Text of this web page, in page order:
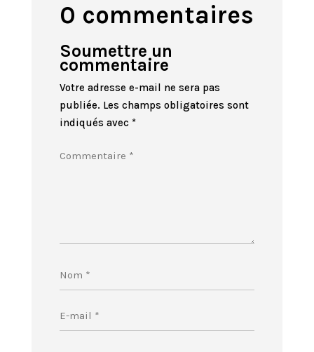
0 commentaires
Soumettre un
commentaire
Votre adresse e-mail ne sera pas
publiée. Les champs obligatoires sont
indiqués avec *